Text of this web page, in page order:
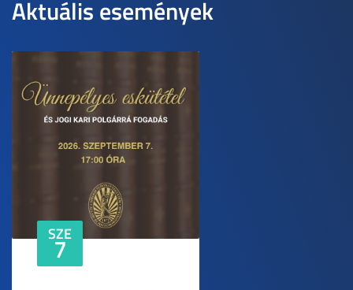
Aktuális események
SZE
7